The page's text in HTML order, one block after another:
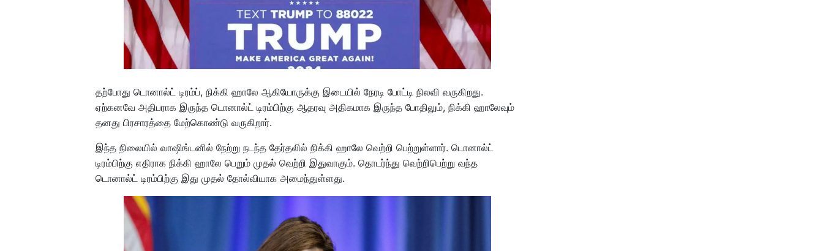
தற்போது டொனால்ட் டிரம்ப், நிக்கி ஹாலே ஆகியோருக்கு இடையில் நேரடி போட்டி நிலவி வருகிறது.
ஏற்கனவே அதிபராக இருந்த டொனால்ட் டிரம்பிற்கு ஆதரவு அதிகமாக இருந்த போதிலும், நிக்கி ஹாலேவும்
தனது பிரசாரத்தை மேற்கொண்டு வருகிறார்.
இந்த நிலையில் வாஷிங்டனில் நேற்று நடந்த தேர்தலில் நிக்கி ஹாலே வெற்றி பெற்றுள்ளார். டொனால்ட்
டிரம்பிற்கு எதிராக நிக்கி ஹாலே பெறும் முதல் வெற்றி இதுவாகும். தொடர்ந்து வெற்றிபெற்று வந்த
டொனால்ட் டிரம்பிற்கு இது முதல் தோல்வியாக அமைந்துள்ளது.